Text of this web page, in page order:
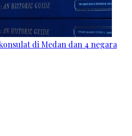
di Medan dan 4 negara